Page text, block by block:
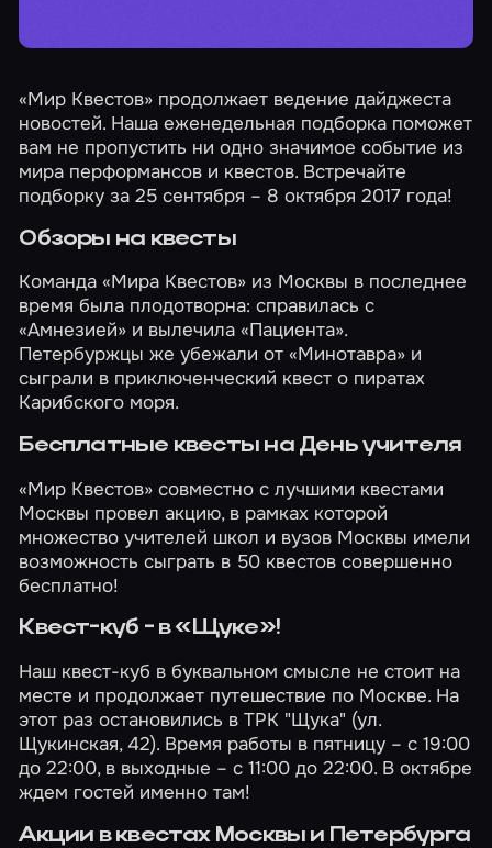
«Мир Квестов» продолжает ведение дайджеста
новостей. Наша еженедельная подборка поможет
вам не пропустить ни одно значимое событие из
мира перформансов и квестов. Встречайте
подборку за 25 сентября – 8 октября 2017 года!
Обзоры на квесты
Команда «Мира Квестов» из Москвы в последнее
время была плодотворна: справилась с
«Амнезией» и вылечила«Пациента».
Петербуржцы же убежали от«Минотавра» и
сыграли в приключенческий квест о пиратах
Карибского моря.
Бесплатные квесты на День учителя
«Мир Квестов» совместно с лучшими квестами
Москвы провел акцию, в рамках которой
множество учителей школ и вузов Москвы имели
возможность сыграть в 50 квестов совершенно
бесплатно!
Квест-куб - в «Щуке»!
Наш квест-куб в буквальном смысле не стоит на
месте и продолжает путешествие по Москве. На
этот раз остановились в ТРК "Щука" (ул.
Щукинская, 42). Время работы в пятницу – с 19:00
до 22:00, в выходные – с 11:00 до 22:00. В октябре
ждем гостей именно там!
Акции в квестах Москвы и Петербурга